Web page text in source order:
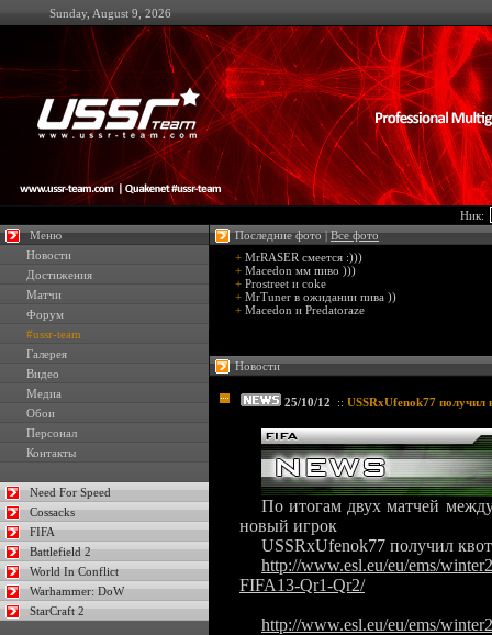
Sunday, August 9, 2026
Ник:
Меню
Новости
Достижения
Матчи
Форум
#ussr-team
Галерея
Видео
Медиа
Обои
Персонал
Контакты
Need For Speed
Cossacks
FIFA
Battlefield 2
World In Conflict
Warhammer: DoW
StarCraft 2
Последние фото |Все фото
+ MrRASER смеется :)))
+ Macedon мм пиво )))
+ Prostreet и coke
+ MrTuner в ожидании пива ))
+ Macedon и Predatoraze
Новости
25/10/12 :: USSRxUfenok77 получил
По итогам двух матчей
новый игрок
USSRxUfenok77 получил
http://www.esl.eu/eu/ems/
FIFA13-Qr1-Qr2/
http://www.esl.eu/eu/ems/